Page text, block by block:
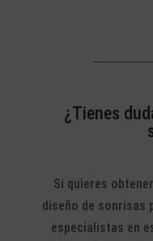
¿Tienes
Si quieres
diseño de sonrisas
especialistas en